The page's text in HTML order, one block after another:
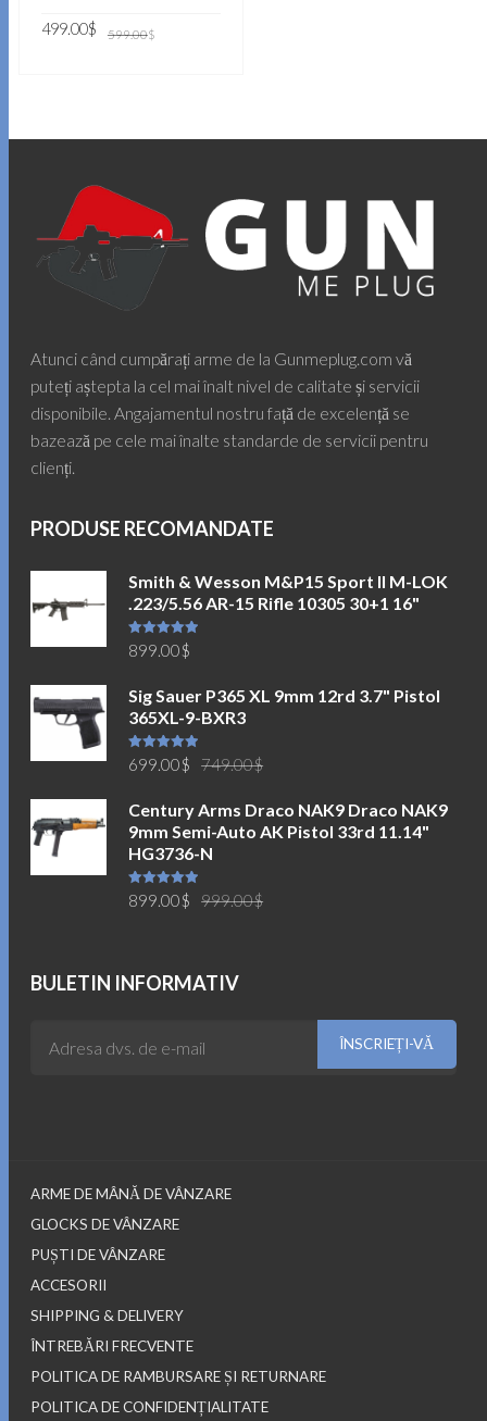
599.00$Prețul
inițial
499.00$
Prețul
curent
Atunci când cumpărați arme de la Gunmeplug.com vă
puteți aștepta la cel mai înalt nivel de calitate și servicii
disponibile. Angajamentul nostru față de excelență se
bazează pe cele mai înalte standarde de servicii pentru
clienți.
PRODUSE RECOMANDATE
Smith & Wesson M&P15 Sport II M-LOK
.223/5.56 AR-15 Rifle 10305 30+1 16"
Evaluat la
5.00din 5
899.00$
Sig Sauer P365 XL 9mm 12rd 3.7" Pistol
365XL-9-BXR3
Evaluat la
5.00din 5 749.00$
a
fost:
699.00$
este:
699.00$.
Century Arms Draco NAK9 Draco NAK9
9mm Semi-Auto AK Pistol 33rd 11.14"
HG3736-N
Evaluat la
5.00din 5 999.00$
899.00$
BULETIN INFORMATIV
ARME DE MÂNĂ DE VÂNZARE
GLOCKS DE VÂNZARE
PUȘTI DE VÂNZARE
ACCESORII
SHIPPING & DELIVERY
ÎNTREBĂRI FRECVENTE
POLITICA DE RAMBURSARE ȘI RETURNARE
POLITICA DE CONFIDENȚIALITATE